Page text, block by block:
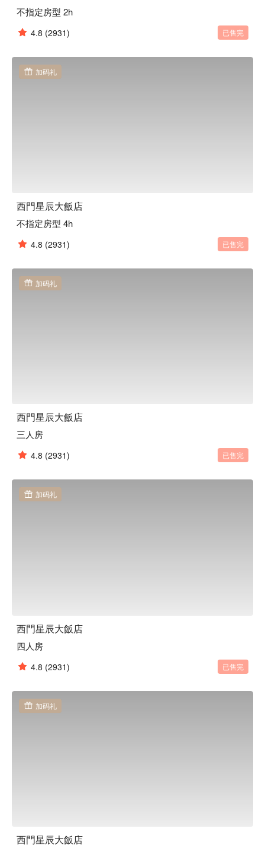
不指定房型 2h
4.8 (2931) 已售完
加码礼
西門星辰大飯店
不指定房型 4h
4.8 (2931) 已售完
加码礼
西門星辰大飯店
三人房
4.8 (2931) 已售完
加码礼
西門星辰大飯店
四人房
4.8 (2931) 已售完
加码礼
西門星辰大飯店